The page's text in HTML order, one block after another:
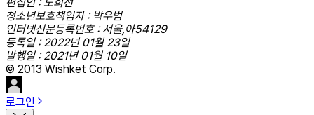
편집인 : 노희선
청소년보호책임자 : 박우범
인터넷신문등록번호 : 서울,아54129
등록일 : 2022년 01월 23일
발행일 : 2021년 01월 10일
© 2013 Wishket Corp.
로그인